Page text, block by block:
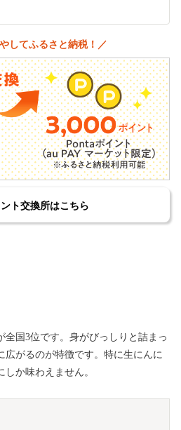
してふるさと納税！／
ト交換所はこちら
全国3位です。身がびっしりと詰まっ
広がるのが特徴です。特に生にんに
か味わえません。